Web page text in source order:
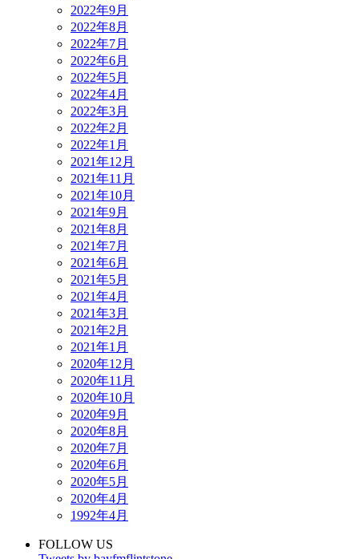
2022年9月
2022年8月
2022年7月
2022年6月
2022年5月
2022年4月
2022年3月
2022年2月
2022年1月
2021年12月
2021年11月
2021年10月
2021年9月
2021年8月
2021年7月
2021年6月
2021年5月
2021年4月
2021年3月
2021年2月
2021年1月
2020年12月
2020年11月
2020年10月
2020年9月
2020年8月
2020年7月
2020年6月
2020年5月
2020年4月
1992年4月
FOLLOW US